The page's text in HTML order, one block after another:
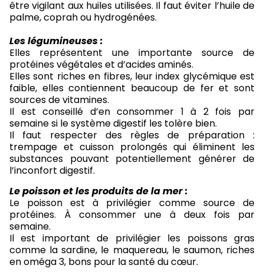
être vigilant aux huiles utilisées. Il faut éviter l’huile de
palme, coprah ou hydrogénées.
Les légumineuses :
Elles représentent une importante source de
protéines végétales et d’acides aminés.
Elles sont riches en fibres, leur index glycémique est
faible, elles contiennent beaucoup de fer et sont
sources de vitamines.
Il est conseillé d’en consommer 1 à 2 fois par
semaine si le système digestif les tolère bien.
Il faut respecter des règles de préparation :
trempage et cuisson prolongés qui éliminent les
substances pouvant potentiellement générer de
l’inconfort digestif.
Le poisson et les produits de la mer :
Le poisson est à privilégier comme source de
protéines. À consommer une à deux fois par
semaine.
Il est important de privilégier les poissons gras
comme la sardine, le maquereau, le saumon, riches
en oméga 3, bons pour la santé du cœur.